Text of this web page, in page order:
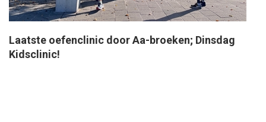
Laatste oefenclinic door Aa-broeken; Dinsdag
Kidsclinic!